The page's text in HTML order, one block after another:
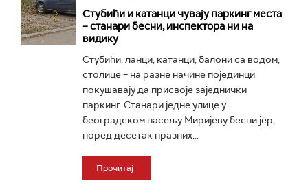
Стубићи и катанци чувају паркинг места
– станари бесни, инспектора ни на
видику
Стубићи, ланци, катанци, балони са водом,
столице – на разне начине појединци
покушавају да присвоје заједнички
паркинг. Станари једне улице у
београдском насељу Миријеву бесни јер,
поред десетак празних...
Прочитај